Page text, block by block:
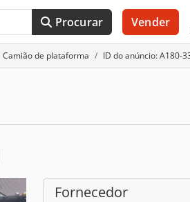
Procurar Vender
Camião de plataforma ID do anúncio: A180-
Fornecedor